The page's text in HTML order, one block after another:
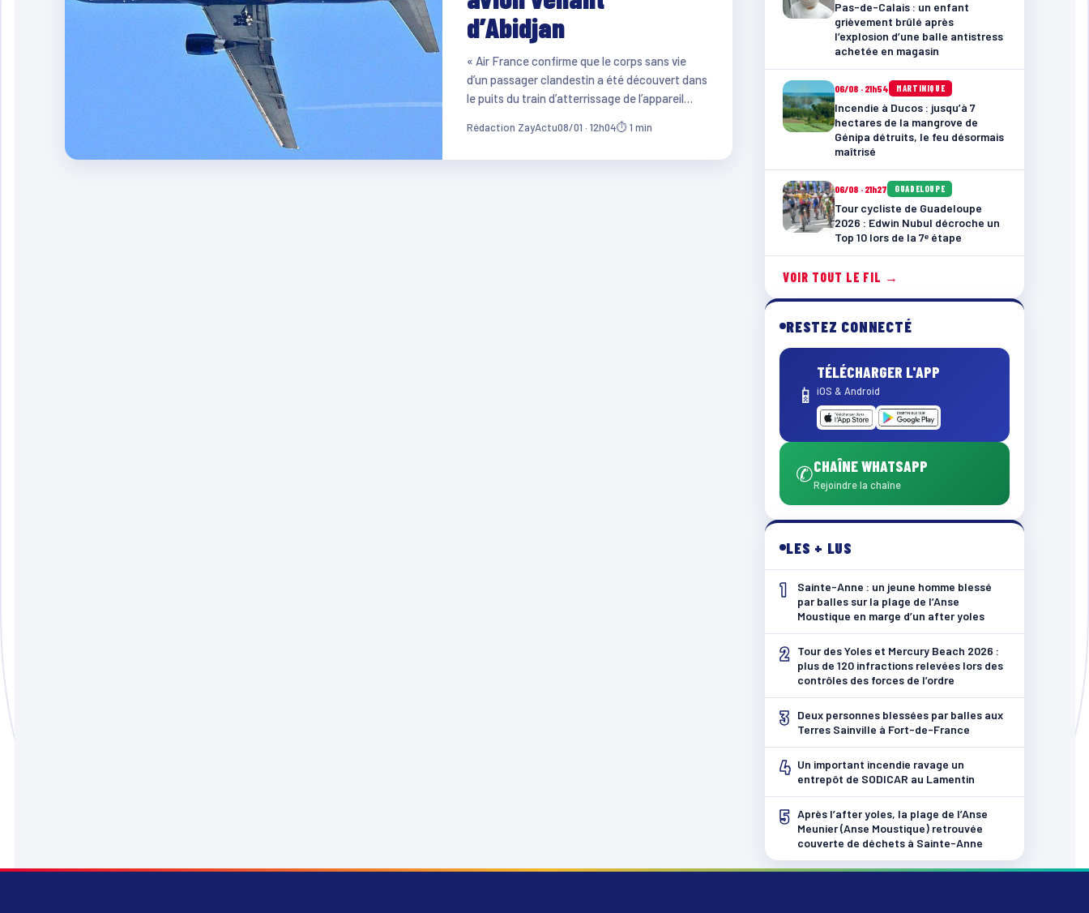
d’Abidjan
« Air France confirme que le corps sans vie
d’un passager clandestin a été découvert dans
le puits du train d’atterrissage de l’appareil…
Rédaction ZayActu08/01 · 12h04⏱ 1 min
Pas-de-Calais : un enfant
grièvement brûlé après
l’explosion d’une balle antistress
achetée en magasin
06/08 · 21h54 MARTINIQUE
Incendie à Ducos : jusqu’à 7
hectares de la mangrove de
Génipa détruits, le feu désormais
maîtrisé
06/08 · 21h27 GUADELOUPE
Tour cycliste de Guadeloupe
2026 : Edwin Nubul décroche un
Top 10 lors de la 7ᵉ étape
VOIR TOUT LE FIL →
RESTEZ CONNECTÉ
📱
TÉLÉCHARGER L'APP
iOS & Android
✆CHAÎNE WHATSAPP
Rejoindre la chaîne
LES + LUS
1
Sainte-Anne : un jeune homme blessé
par balles sur la plage de l’Anse
Moustique en marge d’un after yoles
2
Tour des Yoles et Mercury Beach 2026 :
plus de 120 infractions relevées lors des
contrôles des forces de l’ordre
3
Deux personnes blessées par balles aux
Terres Sainville à Fort-de-France
4 Un important incendie ravage un
entrepôt de SODICAR au Lamentin
5 Après l’after yoles, la plage de l’Anse
Meunier (Anse Moustique) retrouvée
couverte de déchets à Sainte-Anne